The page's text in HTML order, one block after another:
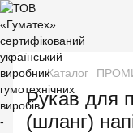
Каталог
Рукав для
(шланг)